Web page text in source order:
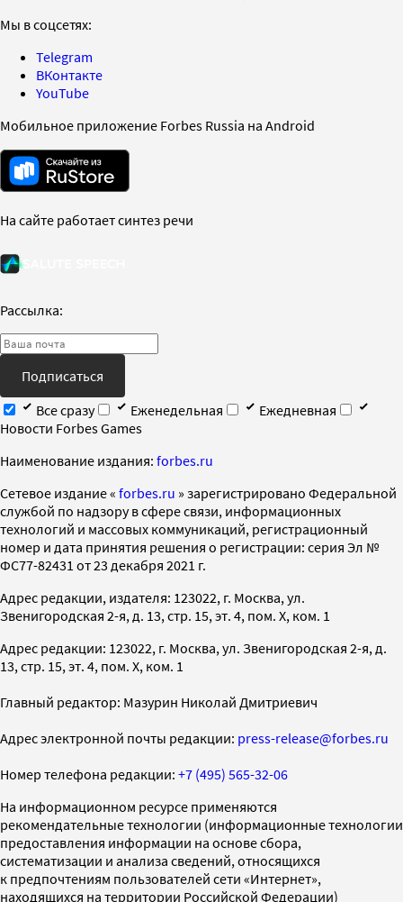
Мы в соцсетях:
Telegram
ВКонтакте
YouTube
Мобильное приложение Forbes Russia на Android
На сайте работает синтез речи
Рассылка:
Подписаться
Все сразу
Еженедельная
Ежедневная
Новости Forbes Games
Наименование издания: forbes.ru
Cетевое издание « forbes.ru » зарегистрировано Федеральной
службой по надзору в сфере связи, информационных
технологий и массовых коммуникаций, регистрационный
номер и дата принятия решения о регистрации: серия Эл №
ФС77-82431 от 23 декабря 2021 г.
Адрес редакции, издателя: 123022, г. Москва, ул.
Звенигородская 2-я, д. 13, стр. 15, эт. 4, пом. X, ком. 1
Адрес редакции: 123022, г. Москва, ул. Звенигородская 2-я, д.
13, стр. 15, эт. 4, пом. X, ком. 1
Главный редактор: Мазурин Николай Дмитриевич
Адрес электронной почты редакции: press-release@forbes.ru
Номер телефона редакции: +7 (495) 565-32-06
На информационном ресурсе применяются
рекомендательные технологии (информационные технологии
предоставления информации на основе сбора,
систематизации и анализа сведений, относящихся
к предпочтениям пользователей сети «Интернет»,
находящихся на территории Российской Федерации)